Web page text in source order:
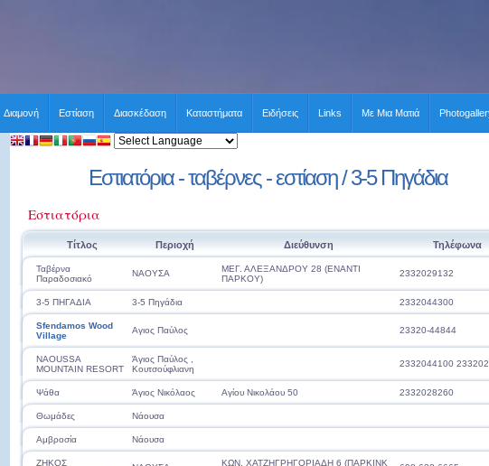
Διαμονή Εστίαση Διασκέδαση Καταστήματα Ειδήσεις Links Με Μια Ματιά
Εστιατόρια - ταβέρνες - εστίαση / 3-5 Πηγάδια
Εστιατόρια
Τίτλος Περιοχή Διεύθυνση Τηλέφωνα
Ταβέρνα
Παραδοσιακό
ΝΑΟΥΣΑ
ΜΕΓ. ΑΛΕΞΑΝΔΡΟΥ 28 (ΕΝΑΝΤΙ
ΠΑΡΚΟΥ)
2332029132
3-5 ΠΗΓΑΔΙΑ 3-5 Πηγάδια 2332044300
Sfendamos Wood
Village
Αγιος Παύλος 23320-44844
NAOUSSA
MOUNTAIN RESORT
Άγιος Παύλος ,
Κουτσούφλιανη
2332044100
Ψάθα Άγιος Νικόλαος Αγίου Νικολάου 50 2332028260
Θωμάδες Νάουσα
Αμβροσία Νάουσα
ΖΗΚΟΣ
KΩΝ. ΧΑΤΖΗΓΡΗΓΟΡΙΑΔΗ 6 (ΠΑΡΚΙΝΚ